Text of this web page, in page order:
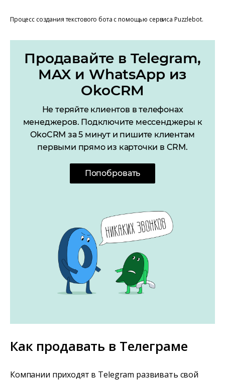
Процесс создания текстового бота с помощью сервиса Puzzlebot.
Продавайте в Telegram,
MAX и WhatsApp из
OkoCRM
Не теряйте клиентов в телефонах
менеджеров. Подключите мессенджеры к
OkoCRM за 5 минут и пишите клиентам
первыми прямо из карточки в CRM.
Попобровать
Как продавать в Телеграме
Компании приходят в Telegram развивать свой